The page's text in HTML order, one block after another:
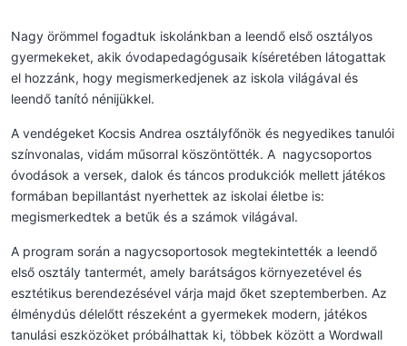
Nagy örömmel fogadtuk iskolánkban a leendő első osztályos
gyermekeket, akik óvodapedagógusaik kíséretében látogattak
el hozzánk, hogy megismerkedjenek az iskola világával és
leendő tanító nénijükkel.
A vendégeket Kocsis Andrea osztályfőnök és negyedikes tanulói
színvonalas, vidám műsorral köszöntötték. A nagycsoportos
óvodások a versek, dalok és táncos produkciók mellett játékos
formában bepillantást nyerhettek az iskolai életbe is:
megismerkedtek a betűk és a számok világával.
A program során a nagycsoportosok megtekintették a leendő
első osztály tantermét, amely barátságos környezetével és
esztétikus berendezésével várja majd őket szeptemberben. Az
élménydús délelőtt részeként a gyermekek modern, játékos
tanulási eszközöket próbálhattak ki, többek között a Wordwall